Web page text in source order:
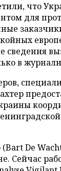
что
для
сведения
в
(Bart De
Сейчас